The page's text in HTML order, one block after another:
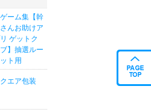
ーム集【幹
んお助けア
ゲットク
】抽選ルー
ト用
エア包装